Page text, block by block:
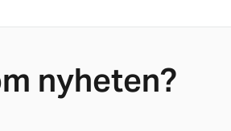
nyheten?